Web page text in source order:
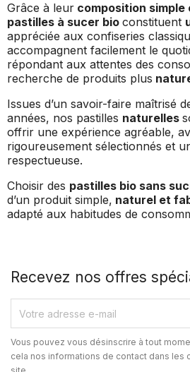
Grâce à leur composition
pastilles à sucer bio constituent
appréciée aux confiseries
accompagnent facilement le
répondant aux attentes des
recherche de produits plus
Issues d’un savoir-faire maîtrisé
années, nos pastilles naturelles
offrir une expérience agréable,
rigoureusement sélectionnés et
respectueuse.
Choisir des pastilles bio sans
d’un produit simple, naturel et
adapté aux habitudes de
Recevez nos offres
Vous pouvez vous désinscrire à tout
cela nos informations de contact dans les